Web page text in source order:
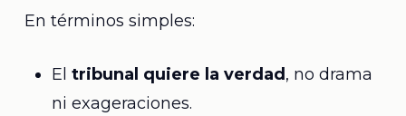
En términos simples:
El tribunal quiere la verdad , no drama
ni exageraciones.